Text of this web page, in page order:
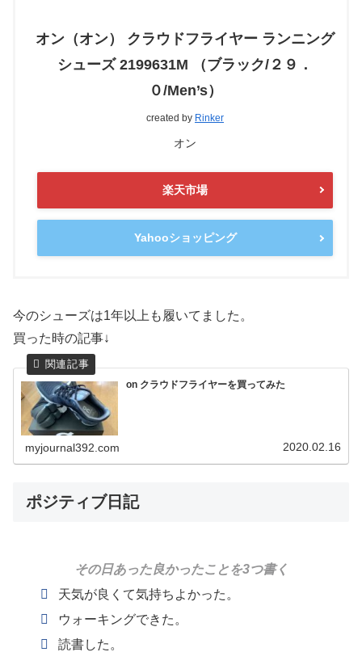
オン（オン） クラウドフライヤー ランニング
シューズ 2199631M （ブラック/２９．
０/Men’s）
created by Rinker
オン
楽天市場
Yahooショッピング
今のシューズは1年以上も履いてました。
買った時の記事↓
on クラウドフライヤーを買ってみた
myjournal392.com 2020.02.16
ポジティブ日記
その日あった良かったことを3つ書く
天気が良くて気持ちよかった。
ウォーキングできた。
読書した。